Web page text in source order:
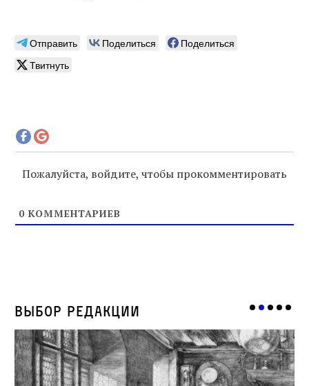
Отправить Поделиться
Поделиться
Твитнуть
Пожалуйста, войдите, чтобы прокомментировать
0 КОММЕНТАРИЕВ
Выбор редакции